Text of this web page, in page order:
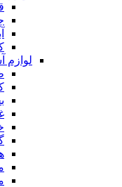
لوازم